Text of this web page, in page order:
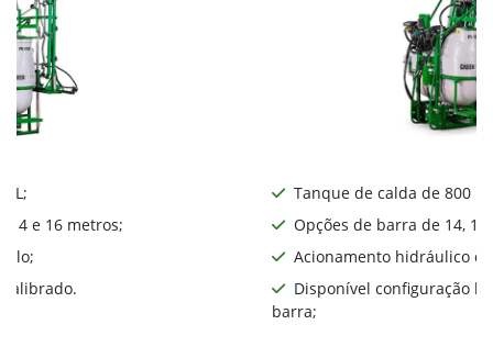
L;
14 e 16 metros;
Tanque de calda de 800 L;
Opções de barra de 14,
Acionamento hidráulico
Disponível configuração
barra;